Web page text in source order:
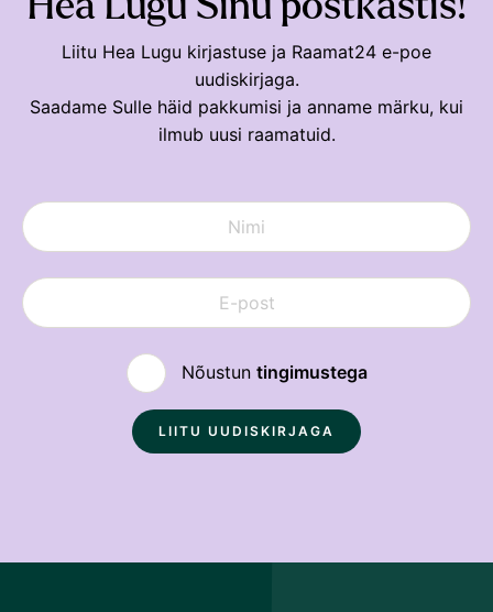
Liitu Hea Lugu kirjastuse ja Raamat24 e-poe
uudiskirjaga.
Saadame Sulle häid pakkumisi ja anname märku, kui
ilmub uusi raamatuid.
Nõustun tingimustega